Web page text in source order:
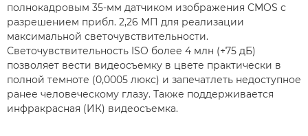
полнокадровым 35-мм датчиком изображения CMOS с
разрешением прибл. 2,26 МП для реализации
максимальной светочувствительности.
Светочувствительность ISO более 4 млн (+75 дБ)
позволяет вести видеосъемку в цвете практически в
полной темноте (0,0005 люкс) и запечатлеть недоступное
ранее человеческому глазу. Также поддерживается
инфракрасная (ИК) видеосъемка.